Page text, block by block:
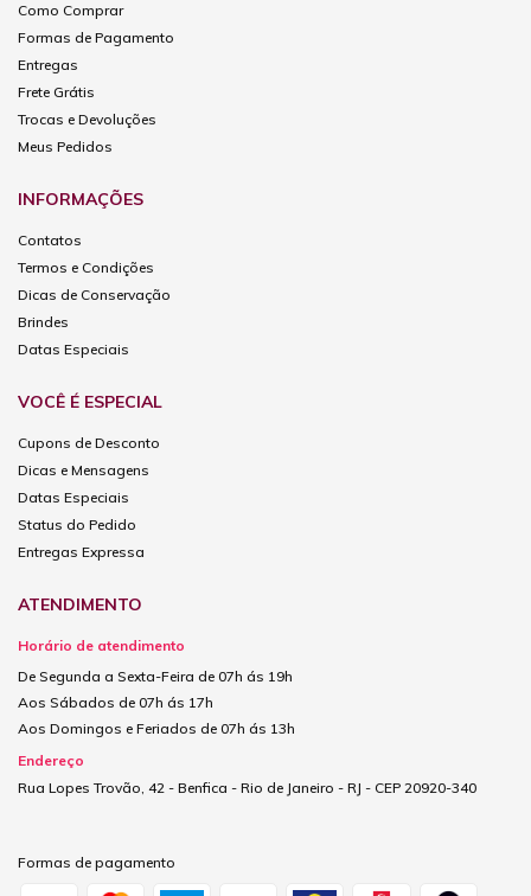
Como Comprar
Formas de Pagamento
Entregas
Frete Grátis
Trocas e Devoluções
Meus Pedidos
INFORMAÇÕES
Contatos
Termos e Condições
Dicas de Conservação
Brindes
Datas Especiais
VOCÊ É ESPECIAL
Cupons de Desconto
Dicas e Mensagens
Datas Especiais
Status do Pedido
Entregas Expressa
ATENDIMENTO
Horário de atendimento
De Segunda a Sexta-Feira de 07h ás 19h
Aos Sábados de 07h ás 17h
Aos Domingos e Feriados de 07h ás 13h
Endereço
Rua Lopes Trovão, 42 - Benfica - Rio de Janeiro - RJ - CEP 20920-340
Formas de pagamento